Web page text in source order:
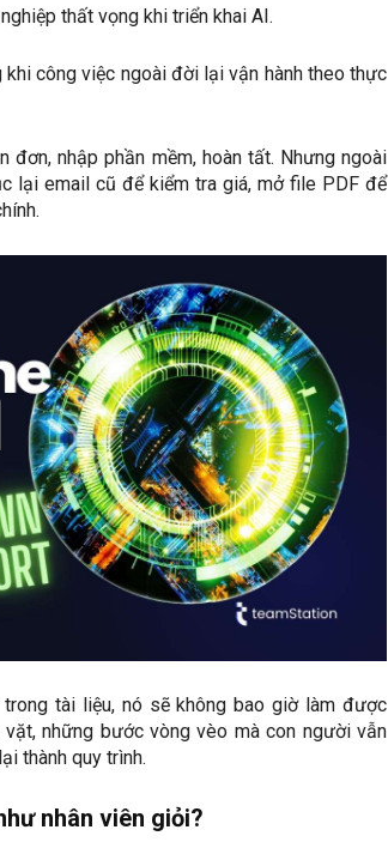
thất vọng khi triển khai AI.
công việc ngoài đời lại vận hành theo thực
đơn, nhập phần mềm, hoàn tất. Nhưng ngoài
lại email cũ để kiểm tra giá, mở file PDF để
tài liệu, nó sẽ không bao giờ làm được
những bước vòng vèo mà con người vẫn
thành quy trình.
nhân viên giỏi?